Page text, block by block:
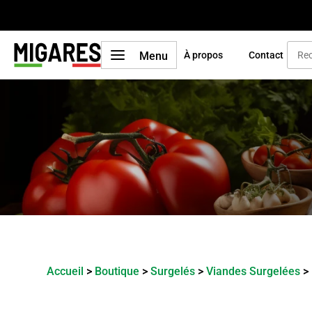
a Menu À propos Contact
Accueil > Boutique >Surgelés >Viandes Surgelées >